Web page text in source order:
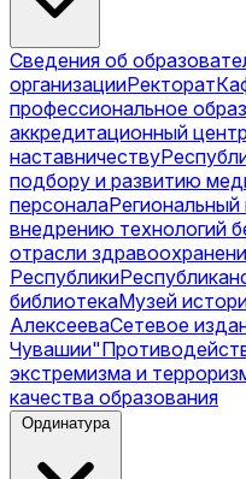
Сведения об
организацииРекторат
профессиональное
аккредитационный центр
наставничеству
подбору и развитию
персонала
внедрению технологий
отрасли
Республики
библиотекаМузей
АлексееваСетевое
Чувашии"
экстремизма и
качества образования
Ординатура